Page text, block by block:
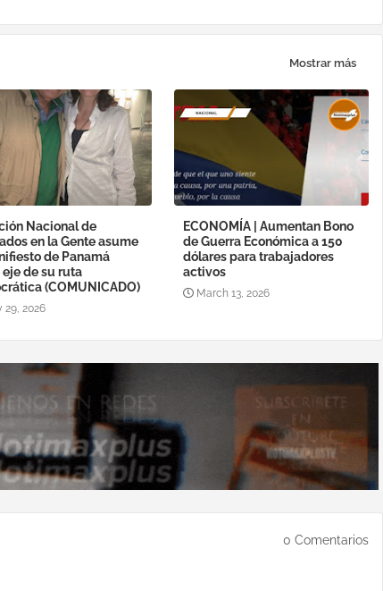
Mostrar más
Nacional de
en la Gente asume
de Panamá
de su ruta
(COMUNICADO)
29, 2026
ECONOMÍA | Aumentan Bono
de Guerra Económica a 150
dólares para trabajadores
activos
March 13, 2026
0 Comentarios